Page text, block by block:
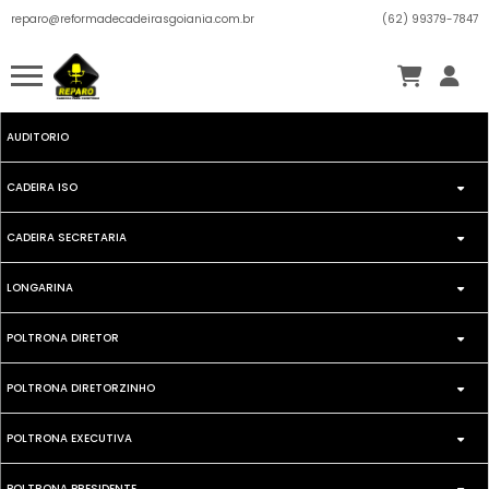
reparo@reformadecadeirasgoiania.com.br (62) 99379-7847
AUDITORIO
CADEIRA ISO
FIXA
GIRATORIA
CADEIRA SECRETARIA
SECRETARIA GIRATORIA
SEECRETARIA FIXA
LONGARINA
DIRETOR
EXECUTIVA
ISO
POLTRONA DIRETOR
FIXA
GIRATORIA
POLTRONA DIRETORZINHO
GIRATORIA
POLTRONA EXECUTIVA